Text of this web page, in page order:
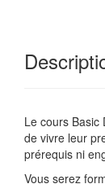
Le cours Basic
de vivre leur
prérequis ni
Vous serez